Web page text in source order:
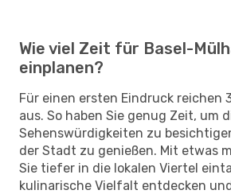
Wie viel Zeit für Basel-
einplanen?
Für einen ersten Eindruck reichen
aus. So haben Sie genug Zeit, um
Sehenswürdigkeiten zu
der Stadt zu genießen. Mit etwas
Sie tiefer in die lokalen Viertel
kulinarische Vielfalt entdecken